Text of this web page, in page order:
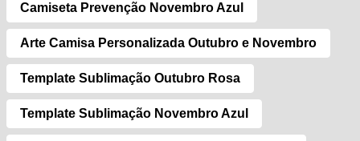
Camiseta Prevenção Novembro Azul
Arte Camisa Personalizada Outubro e Novembro
Template Sublimação Outubro Rosa
Template Sublimação Novembro Azul